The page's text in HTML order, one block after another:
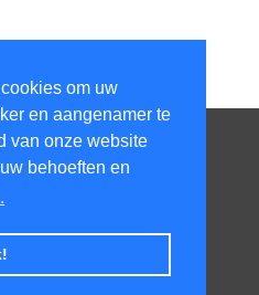
om uw
en aangenamer te
van onze website
behoeften en